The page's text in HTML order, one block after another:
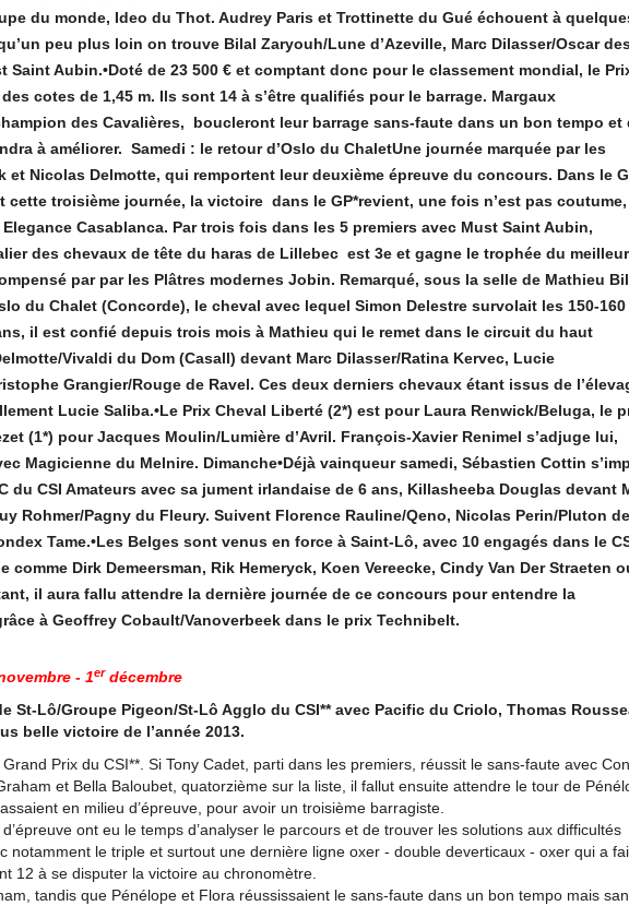
du monde, Ideo du Thot. Audrey Paris et Trottinette du Gué échouent à
peu plus loin on trouve Bilal Zaryouh/Lune d’Azeville, Marc Dilasser/Oscar
Saint Aubin.•Doté de 23 500 € et comptant donc pour le classement mondial, le
cotes de 1,45 m. Ils sont 14 à s’être qualifiés pour le barrage. Margaux
des Cavalières, boucleront leur barrage sans-faute dans un bon tempo et
à améliorer. Samedi : le retour d’Oslo du ChaletUne journée marquée par les
et Nicolas Delmotte, qui remportent leur deuxième épreuve du concours. Dans le
cette troisième journée, la victoire dans le GP*revient, une fois n’est pas coutume,
Elegance Casablanca. Par trois fois dans les 5 premiers avec Must Saint Aubin,
des chevaux de tête du haras de Lillebec est 3e et gagne le trophée du meilleur
par par les Plâtres modernes Jobin. Remarqué, sous la selle de Mathieu
du Chalet (Concorde), le cheval avec lequel Simon Delestre survolait les 150-
il est confié depuis trois mois à Mathieu qui le remet dans le circuit du haut
Vivaldi du Dom (Casall) devant Marc Dilasser/Ratina Kervec, Lucie
Grangier/Rouge de Ravel. Ces deux derniers chevaux étant issus de
Lucie Saliba.•Le Prix Cheval Liberté (2*) est pour Laura Renwick/Beluga, le
(1*) pour Jacques Moulin/Lumière d’Avril. François-Xavier Renimel s’adjuge lui,
Magicienne du Melnire. Dimanche•Déjà vainqueur samedi, Sébastien Cottin
du CSI Amateurs avec sa jument irlandaise de 6 ans, Killasheeba Douglas devant
Rohmer/Pagny du Fleury. Suivent Florence Rauline/Qeno, Nicolas Perin/Pluton de
Tame.•Les Belges sont venus en force à Saint-Lô, avec 10 engagés dans le
Dirk Demeersman, Rik Hemeryck, Koen Vereecke, Cindy Van Der Straeten
il aura fallu attendre la dernière journée de ce concours pour entendre la
à Geoffrey Cobault/Vanoverbeek dans le prix Technibelt.
- 1erdécembre
St-Lô/Groupe Pigeon/St-Lô Agglo du CSI** avec Pacific du Criolo, Thomas
belle victoire de l’année 2013.
Prix du CSI**. Si Tony Cadet, parti dans les premiers, réussit le sans-faute avec
et Bella Baloubet, quatorzième sur la liste, il fallut ensuite attendre le tour de
en milieu d’épreuve, pour avoir un troisième barragiste.
ont eu le temps d’analyser le parcours et de trouver les solutions aux difficultés
notamment le triple et surtout une dernière ligne oxer - double deverticaux - oxer qui a
12 à se disputer la victoire au chronomètre.
tandis que Pénélope et Flora réussissaient le sans-faute dans un bon tempo mais